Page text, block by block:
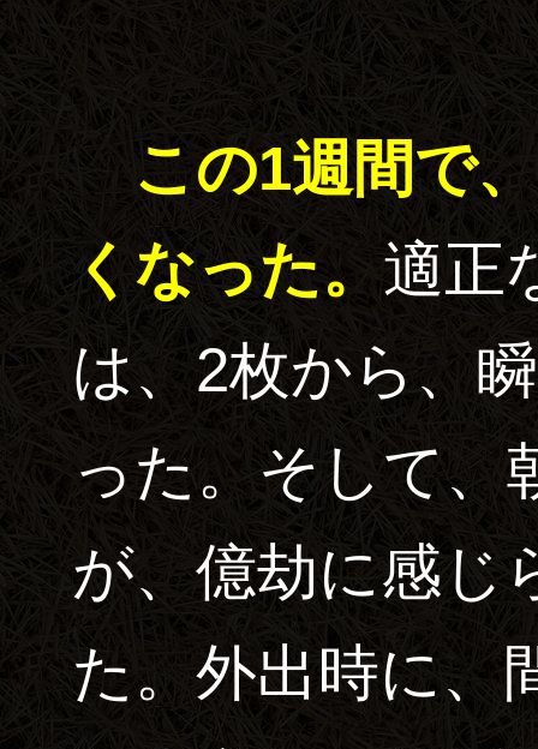
この1週間で
くなった。 適正
は、2枚から、
った。そして、
が、億劫に感じ
た。外出時に、